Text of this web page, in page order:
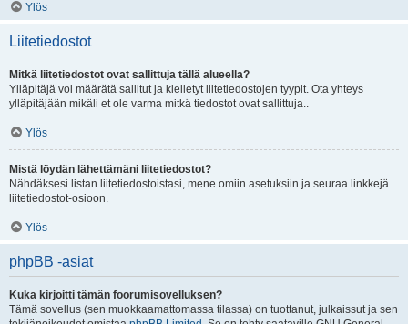
Ylös
Liitetiedostot
Mitkä liitetiedostot ovat sallittuja tällä alueella?
Ylläpitäjä voi määrätä sallitut ja kielletyt liitetiedostojen tyypit. Ota yhteys
ylläpitäjään mikäli et ole varma mitkä tiedostot ovat sallittuja..
Ylös
Mistä löydän lähettämäni liitetiedostot?
Nähdäksesi listan liitetiedostoistasi, mene omiin asetuksiin ja seuraa linkkejä
liitetiedostot-osioon.
Ylös
phpBB -asiat
Kuka kirjoitti tämän foorumisovelluksen?
Tämä sovellus (sen muokkaamattomassa tilassa) on tuottanut, julkaissut ja sen